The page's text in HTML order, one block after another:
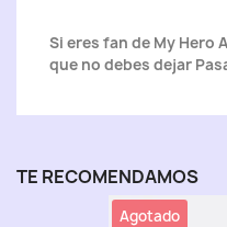
Si eres fan de My Hero
que no debes dejar
TE RECOMENDAMOS
Agotado